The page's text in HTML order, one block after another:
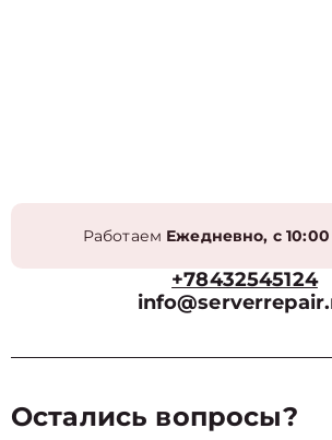
Работаем Ежедневно, с
+78432545124
Остались вопросы?